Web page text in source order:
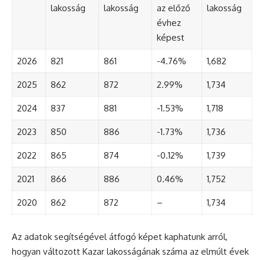
lakosság
lakosság
az előző
évhez
képest
lakosság
2026 821 861 -4.76% 1,682
2025 862 872 2.99% 1,734
2024 837 881 -1.53% 1,718
2023 850 886 -1.73% 1,736
2022 865 874 -0.12% 1,739
2021 866 886 0.46% 1,752
2020 862 872 – 1,734
Az adatok segítségével átfogó képet kaphatunk arról,
hogyan változott Kazar lakosságának száma az elmúlt évek